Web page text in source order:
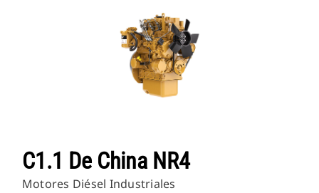
C1.1 De China NR4
Motores Diésel Industriales